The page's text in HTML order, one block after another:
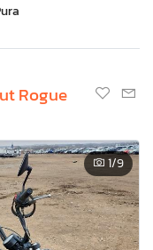
Rogue
1/9